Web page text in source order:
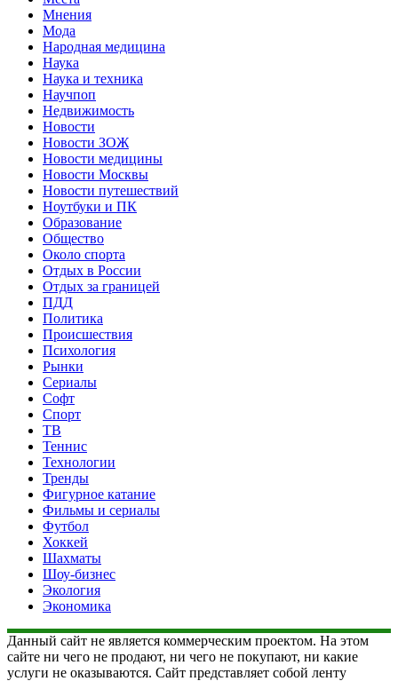
Мнения
Мода
Народная медицина
Наука
Наука и техника
Научпоп
Недвижимость
Новости
Новости ЗОЖ
Новости медицины
Новости Москвы
Новости путешествий
Ноутбуки и ПК
Образование
Общество
Около спорта
Отдых в России
Отдых за границей
ПДД
Политика
Происшествия
Психология
Рынки
Сериалы
Софт
Спорт
ТВ
Теннис
Технологии
Тренды
Фигурное катание
Фильмы и сериалы
Футбол
Хоккей
Шахматы
Шоу-бизнес
Экология
Экономика
Данный сайт не является коммерческим проектом. На этом
сайте ни чего не продают, ни чего не покупают, ни какие
услуги не оказываются. Сайт представляет собой ленту